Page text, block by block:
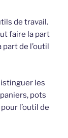
de travail.
faire la part
de l’outil
les
pots
l’outil de